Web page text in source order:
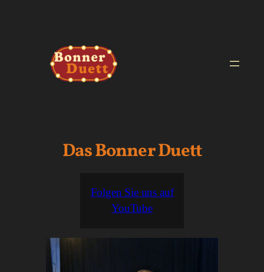
Das Bonner Duett
Folgen Sie uns auf
YouTube